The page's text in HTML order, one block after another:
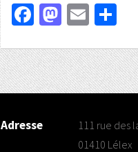
Facebook
Mastodon
Email
Adresse
111 rue des
01410 Lélex